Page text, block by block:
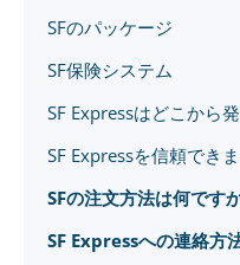
SFのパッケージ
SF保険システム
SF Expressはどこから
SF Expressを信頼でき
SFの注文方法は何です
SF Expressへの連絡方